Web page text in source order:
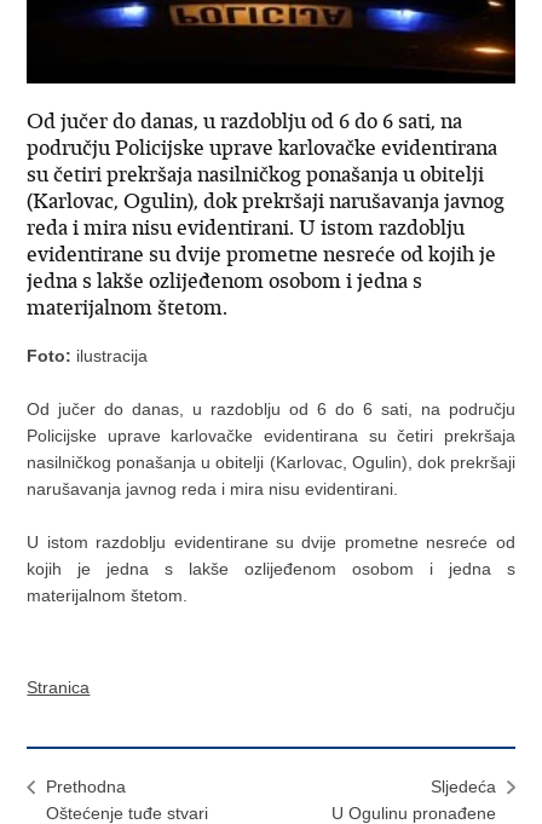
Od jučer do danas, u razdoblju od 6 do 6 sati, na
području Policijske uprave karlovačke evidentirana
su četiri prekršaja nasilničkog ponašanja u obitelji
(Karlovac, Ogulin), dok prekršaji narušavanja javnog
reda i mira nisu evidentirani. U istom razdoblju
evidentirane su dvije prometne nesreće od kojih je
jedna s lakše ozlijeđenom osobom i jedna s
materijalnom štetom.
Foto: ilustracija
Od jučer do danas, u razdoblju od 6 do 6 sati, na području
Policijske uprave karlovačke evidentirana su četiri prekršaja
nasilničkog ponašanja u obitelji (Karlovac, Ogulin), dok prekršaji
narušavanja javnog reda i mira nisu evidentirani.
U istom razdoblju evidentirane su dvije prometne nesreće od
kojih je jedna s lakše ozlijeđenom osobom i jedna s
materijalnom štetom.
Stranica
Prethodna
Oštećenje tuđe stvari
Sljedeća
U Ogulinu pronađene